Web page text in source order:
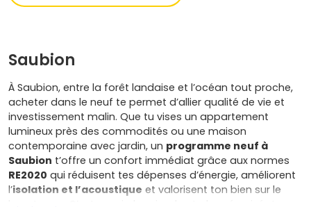
Saubion
À Saubion, entre la forêt landaise et l’océan tout proche,
acheter dans le neuf te permet d’allier qualité de vie et
investissement malin. Que tu vises un appartement
lumineux près des commodités ou une maison
contemporaine avec jardin, un programme neuf à
Saubion t’offre un confort immédiat grâce aux normes
RE2020 qui réduisent tes dépenses d’énergie, améliorent
l’isolation et l’acoustique et valorisent ton bien sur le
long terme. C’est aussi plus simple et plus sécurisé : tu